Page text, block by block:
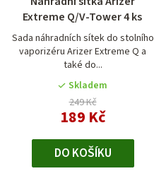
Extreme Q/V-Tower 4 ks
Sada náhradních sítek do stolního
vaporizéru Arizer Extreme Q a
také do...
Skladem
249 Kč
189 Kč
DO KOŠÍKU